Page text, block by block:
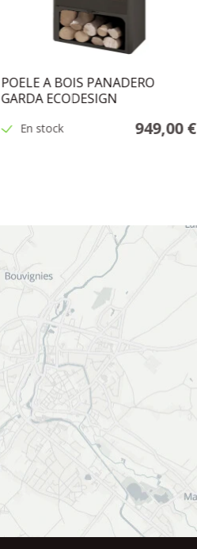
POELE A BOIS PANADERO
GARDA ECODESIGN
En stock 949,00 €